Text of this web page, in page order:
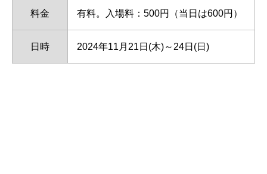
料金 有料。入場料：500円（当日は600円）
日時 2024年11月21日(木)～24日(日)